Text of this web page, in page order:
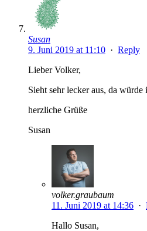
Susan
9. Juni 2019 at 11:10 · Reply
Lieber Volker,
Sieht sehr lecker aus, da würde
herzliche Grüße
Susan
volker.graubaum
11. Juni 2019 at 14:36 ·
Hallo Susan,